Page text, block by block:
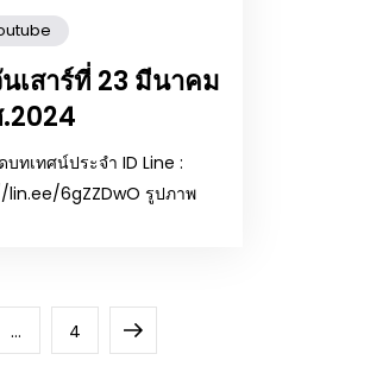
เสาร์ที่ 23 มีนาคม
ทเทศน์ประจำ ID Line :
lin.ee/6gZZDwO รูปภาพ
… Page
4
Next